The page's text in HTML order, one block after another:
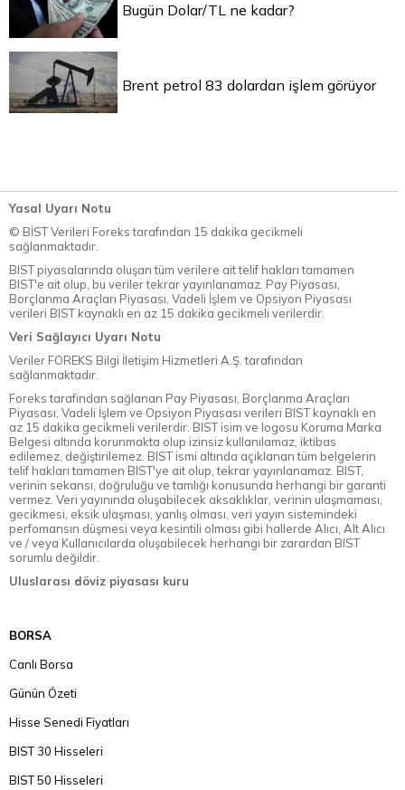
Bugün Dolar/TL ne kadar?
Brent petrol 83 dolardan işlem görüyor
Yasal Uyarı Notu
© BİST Verileri Foreks tarafından 15 dakika gecikmeli
sağlanmaktadır.
BIST piyasalarında oluşan tüm verilere ait telif hakları tamamen
BIST'e ait olup, bu veriler tekrar yayınlanamaz. Pay Piyasası,
Borçlanma Araçları Piyasası, Vadeli İşlem ve Opsiyon Piyasası
verileri BIST kaynaklı en az 15 dakika gecikmeli verilerdir.
Veri Sağlayıcı Uyarı Notu
Veriler FOREKS Bilgi İletişim Hizmetleri A.Ş. tarafından
sağlanmaktadır.
Foreks tarafından sağlanan Pay Piyasası, Borçlanma Araçları
Piyasası, Vadeli İşlem ve Opsiyon Piyasası verileri BIST kaynaklı en
az 15 dakika gecikmeli verilerdir. BIST isim ve logosu Koruma Marka
Belgesi altında korunmakta olup izinsiz kullanılamaz, iktibas
edilemez, değiştirilemez. BIST ismi altında açıklanan tüm belgelerin
telif hakları tamamen BIST'ye ait olup, tekrar yayınlanamaz. BIST,
verinin sekansı, doğruluğu ve tamlığı konusunda herhangi bir garanti
vermez. Veri yayınında oluşabilecek aksaklıklar, verinin ulaşmaması,
gecikmesi, eksik ulaşması, yanlış olması, veri yayın sistemindeki
perfomansın düşmesi veya kesintili olması gibi hallerde Alıcı, Alt Alıcı
ve / veya Kullanıcılarda oluşabilecek herhangi bir zarardan BIST
sorumlu değildir.
Uluslarası döviz piyasası kuru
BORSA
Canlı Borsa
Günün Özeti
Hisse Senedi Fiyatları
BIST 30 Hisseleri
BIST 50 Hisseleri